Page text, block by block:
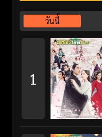
วันนี้
1